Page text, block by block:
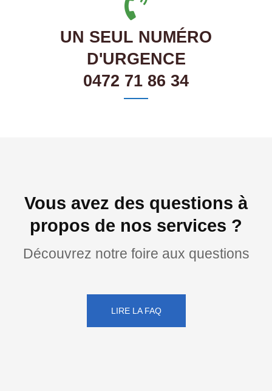
UN SEUL NUMÉRO
D'URGENCE
0472 71 86 34
Vous avez des questions à
propos de nos services ?
Découvrez notre foire aux questions
LIRE LA FAQ